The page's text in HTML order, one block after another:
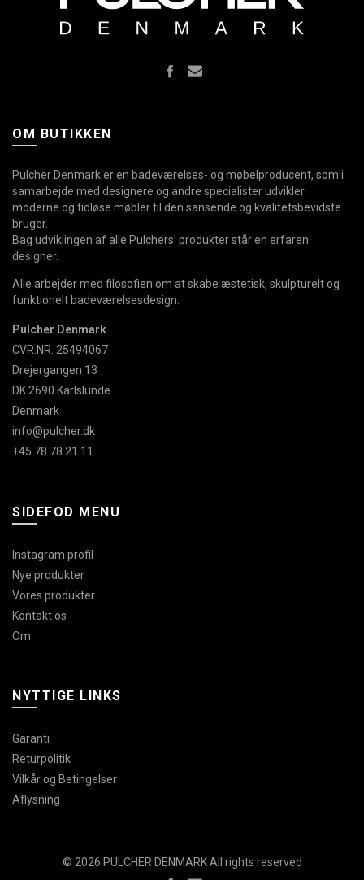
OM BUTIKKEN
Pulcher Denmark er en badeværelses- og møbelproducent, som i
samarbejde med designere og andre specialister udvikler
moderne og tidløse møbler til den sansende og kvalitetsbevidste
bruger.
Bag udviklingen af alle Pulchers' produkter står en erfaren
designer.
Alle arbejder med filosofien om at skabe æstetisk, skulpturelt og
funktionelt badeværelsesdesign.
Pulcher Denmark
CVR.NR. 25494067
Drejergangen 13
DK 2690 Karlslunde
Denmark
info@pulcher.dk
+45 78 78 21 11
SIDEFOD MENU
Instagram profil
Nye produkter
Vores produkter
Kontakt os
Om
NYTTIGE LINKS
Garanti
Returpolitik
Vilkår og Betingelser
Aflysning
© 2026 PULCHER DENMARK All rights reserved